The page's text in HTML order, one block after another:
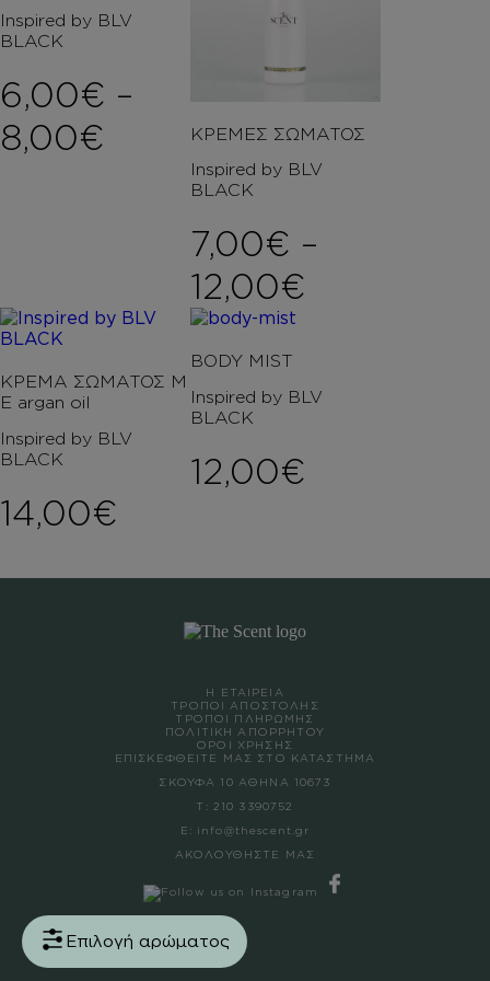
Επιλογή αρώματος
Inspired by BLV
BLACK
6,00€ –
8,00€ Price range: 6,00€
ΚΡΕΜΕΣ ΣΩΜΑΤΟΣ
Inspired by BLV
BLACK
7,00€ –
12,00€
ΚΡΕΜΑ ΣΩΜΑΤΟΣ Μ
Ε argan oil
Inspired by BLV
BLACK
14,00€
BODY MIST
Inspired by BLV
BLACK
12,00€
Η ΕΤΑΙΡΕΙΑ
ΤΡΟΠΟΙ ΑΠΟΣΤΟΛΗΣ
ΤΡΟΠΟΙ ΠΛΗΡΩΜΗΣ
ΠΟΛΙΤΙΚΗ ΑΠΟΡΡΗΤΟΥ
ΟΡΟΙ ΧΡΗΣΗΣ
ΕΠΙΣΚΕΦΘΕΙΤΕ ΜΑΣ ΣΤΟ ΚΑΤΑΣΤΗΜΑ
ΣΚΟΥΦΑ 10 ΑΘΗΝΑ 10673
Τ: 210 3390752
Ε: info@thescent.gr
ΑΚΟΛΟΥΘΗΣΤΕ ΜΑΣ